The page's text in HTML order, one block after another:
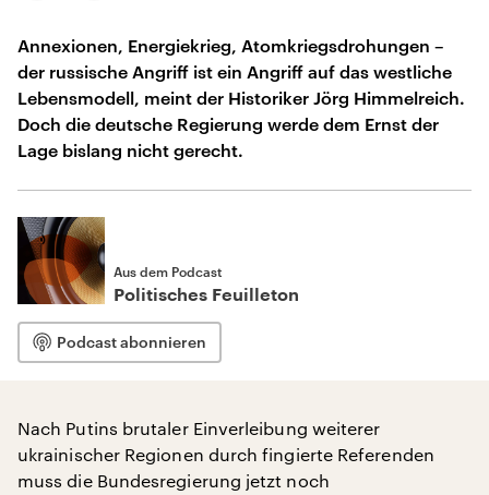
Annexionen, Energiekrieg, Atomkriegsdrohungen –
der russische Angriff ist ein Angriff auf das westliche
Lebensmodell, meint der Historiker Jörg Himmelreich.
Doch die deutsche Regierung werde dem Ernst der
Lage bislang nicht gerecht.
Aus dem Podcast
Politisches Feuilleton
Podcast abonnieren
Nach Putins brutaler Einverleibung weiterer
ukrainischer Regionen durch fingierte Referenden
muss die Bundesregierung jetzt noch